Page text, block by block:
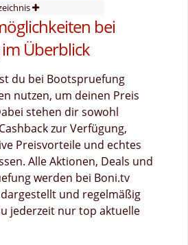
bei
Überblick
du bei Bootspruefung
nutzen, um deinen Preis
stehen dir sowohl
zur Verfügung,
Preisvorteile und echtes
Alle Aktionen, Deals und
werden bei Boni.tv
und regelmäßig
jederzeit nur top aktuelle